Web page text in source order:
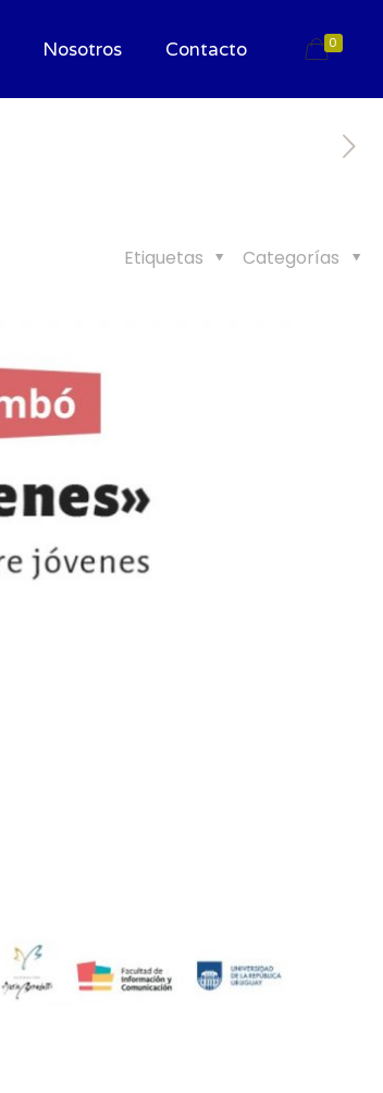
Nosotros Contacto 0
Categorías
Etiquetas